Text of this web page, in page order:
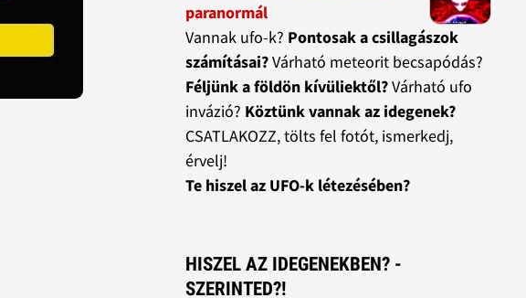
paranormál
Vannak ufo-k? Pontosak a csillagászok
számításai?Várható meteorit becsapódás?
Féljünk a földön kívüliektől?Várható ufo
invázió? Köztünk vannak az idegenek?
CSATLAKOZZ, tölts fel fotót, ismerkedj,
érvelj!
Te hiszel az UFO-k létezésében?
HISZEL AZ IDEGENEKBEN? -
SZERINTED?!